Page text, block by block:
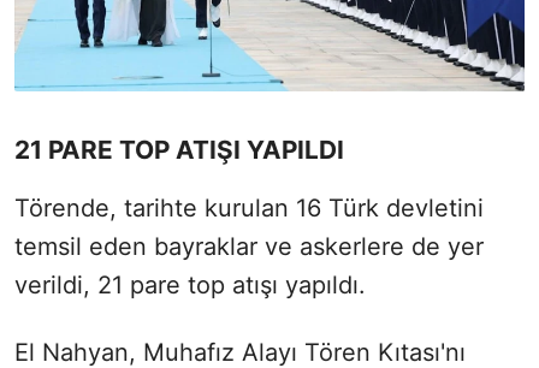
21 PARE TOP ATIŞI YAPILDI
Törende, tarihte kurulan 16 Türk devletini
temsil eden bayraklar ve askerlere de yer
verildi, 21 pare top atışı yapıldı.
El Nahyan, Muhafız Alayı Tören Kıtası'nı